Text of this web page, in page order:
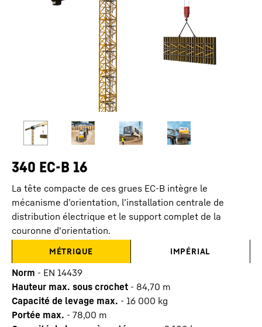
340 EC-B 16
La tête compacte de ces grues EC-B intègre le
mécanisme d’orientation, l’installation centrale de
distribution électrique et le support complet de la
couronne d'orientation.
MÉTRIQUE IMPÉRIAL
Norm - EN 14439
Hauteur max. sous crochet - 84,70 m
Capacité de levage max. - 16 000 kg
Portée max. - 78,00 m